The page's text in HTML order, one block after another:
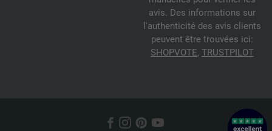
avis. Des informations sur
l'authenticité des avis clients
peuvent être trouvées ici:
SHOPVOTE, TRUSTPILOT